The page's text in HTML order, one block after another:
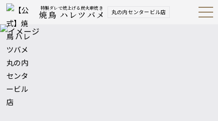
特製ダレで焼上げる炭火串焼き
焼鳥 ハレツバメ 丸の内センタービル店 Open
Navig